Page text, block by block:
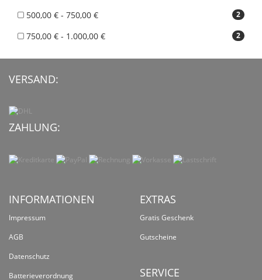
2
500,00 € - 750,00 €
2
750,00 € - 1.000,00 €
VERSAND:
ZAHLUNG:
INFORMATIONEN
Impressum
AGB
Datenschutz
Batterieverordnung
EXTRAS
Gratis Geschenk
Gutscheine
SERVICE